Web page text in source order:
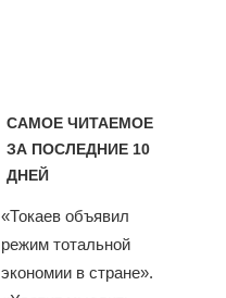
САМОЕ ЧИТАЕМОЕ
ЗА ПОСЛЕДНИЕ 10
ДНЕЙ
«Токаев объявил
режим тотальной
экономии в стране».